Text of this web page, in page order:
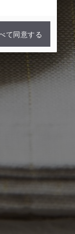
て同意する